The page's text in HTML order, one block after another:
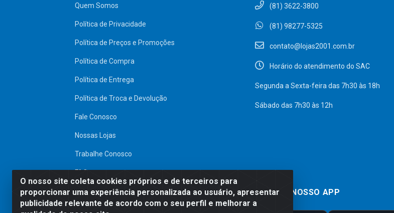
O nosso site coleta cookies próprios e de terceiros para
proporcionar uma experiência personalizada ao usuário, apresentar
publicidade relevante de acordo com o seu perfil e melhorar a
Quem Somos
Política de Privacidade
Política de Preços e Promoções
Política de Compra
Política de Entrega
Política de Troca e Devolução
Fale Conosco
Nossas Lojas
Trabalhe Conosco
FAQ
(81) 3622-3800
(81) 98277-5325
contato@lojas2001.com.br
Horário do atendimento do SAC
Segunda a Sexta-feira das 7h30 às 18h
Sábado das 7h30 às 12h
SITE SEGURO BAIXE JÁ NOSSO APP